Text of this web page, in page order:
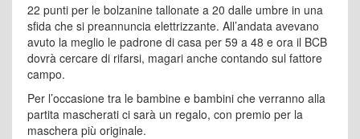
22 punti per le bolzanine tallonate a 20 dalle umbre in una
sfida che si preannuncia elettrizzante. All’andata avevano
avuto la meglio le padrone di casa per 59 a 48 e ora il BCB
dovrà cercare di rifarsi, magari anche contando sul fattore
campo.
Per l’occasione tra le bambine e bambini che verranno alla
partita mascherati ci sarà un regalo, con premio per la
maschera più originale.